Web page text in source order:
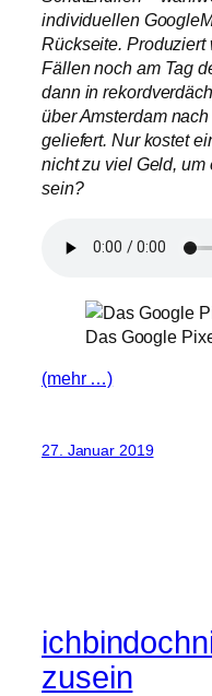
individuellen
Rückseite.
Fällen noch am Tag
dann in
über Amsterdam
geliefert. Nur kostet
nicht zu viel Geld,
sein?
Das Google
(mehr …)
27. Januar 2019
zusein